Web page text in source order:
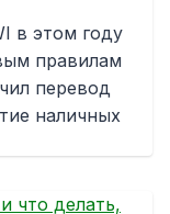
в этом году
правилам
перевод
наличных